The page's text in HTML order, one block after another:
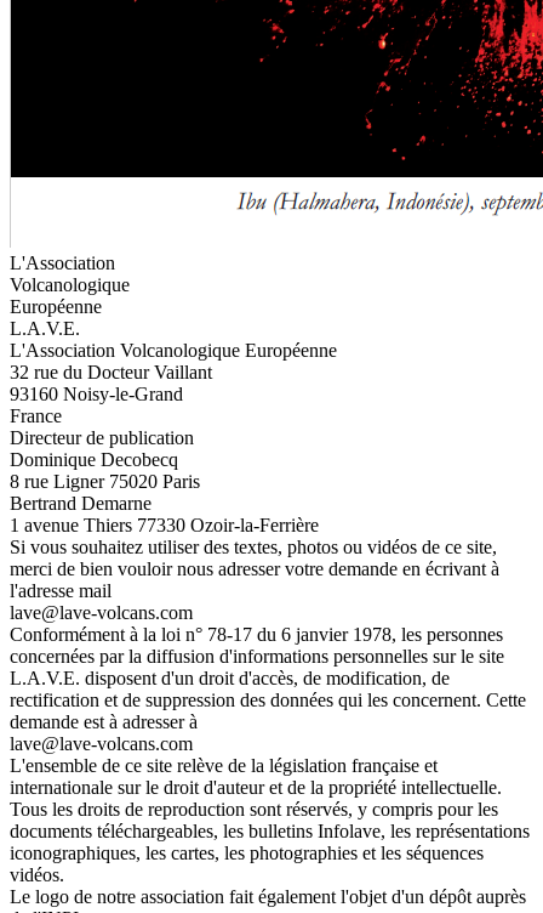
L'Association
Volcanologique
Européenne
L.A.V.E.
L'Association Volcanologique Européenne
32 rue du Docteur Vaillant
93160 Noisy-le-Grand
France
Directeur de publication
Dominique Decobecq
8 rue Ligner 75020 Paris
Bertrand Demarne
1 avenue Thiers 77330 Ozoir-la-Ferrière
Si vous souhaitez utiliser des textes, photos ou vidéos de ce site,
merci de bien vouloir nous adresser votre demande en écrivant à
l'adresse mail
lave@lave-volcans.com
Conformément à la loi n° 78-17 du 6 janvier 1978, les personnes
concernées par la diffusion d'informations personnelles sur le site
L.A.V.E. disposent d'un droit d'accès, de modification, de
rectification et de suppression des données qui les concernent. Cette
demande est à adresser à
lave@lave-volcans.com
L'ensemble de ce site relève de la législation française et
internationale sur le droit d'auteur et de la propriété intellectuelle.
Tous les droits de reproduction sont réservés, y compris pour les
documents téléchargeables, les bulletins Infolave, les représentations
iconographiques, les cartes, les photographies et les séquences
vidéos.
Le logo de notre association fait également l'objet d'un dépôt auprès